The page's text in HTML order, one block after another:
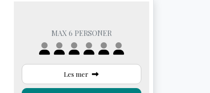
MAX 6 PERSONER
Les mer